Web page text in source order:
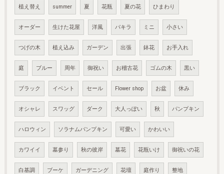
植え替え summer 夏 花瓶 夏の花 ひまわり
オーダー 生けた花屋 洋風 パキラ ミニ 小さい
つげの木 植え込み ガーデン 出張 鉢花 お手入れ
庭 ブルー 周年 御祝い お稽古花 ゴムの木 黒い
ブラック イベント セール Flower shop お盆 休み
オシャレ スワッグ ダーク 大人っぽい 秋 パンプキン
ハロウィン ソラナムパンプキン 可愛い かわいい
カワイイ 墓参り 秋の彼岸 墓花 花瓶いけ 御祝いの花
白基調 ブーケ ガーデニング 花壇 庭作り 整地